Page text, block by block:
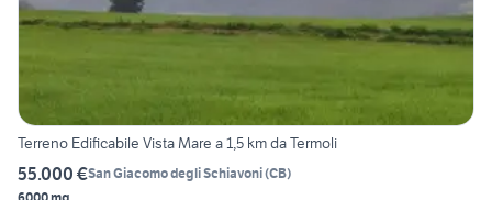
Terreno Edificabile Vista Mare a 1,5 km da Termoli
55.000 €San Giacomo degli Schiavoni(CB)